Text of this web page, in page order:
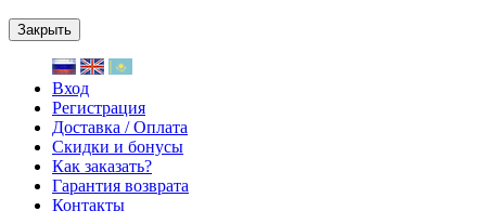
Закрыть
Вход
Регистрация
Доставка / Оплата
Скидки и бонусы
Как заказать?
Гарантия возврата
Контакты